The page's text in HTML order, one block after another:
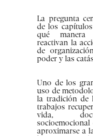
La pregunta
de los
qué manera
reactivan la
de
poder y las
Uno de los
uso de
la tradición de
trabajos
vida,
aproximarse a